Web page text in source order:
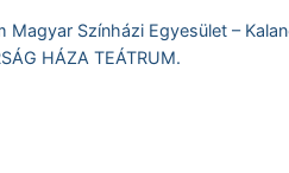
Magyar Színházi Egyesület –
HÁZA TEÁTRUM.